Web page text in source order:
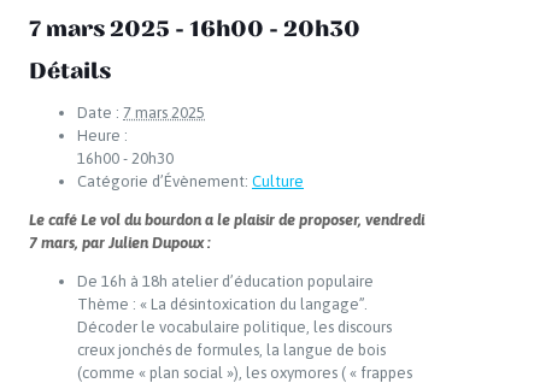
7 mars 2025 - 16h00 - 20h30
Détails
Date : 7 mars 2025
Heure :
16h00 - 20h30
Catégorie d’Évènement: Culture
Le café Le vol du bourdon a le plaisir de proposer, vendredi
7 mars, par Julien Dupoux :
De 16h à 18h atelier d’éducation populaire
Thème : « La désintoxication du langage”.
Décoder le vocabulaire politique, les discours
creux jonchés de formules, la langue de bois
(comme « plan social »), les oxymores ( « frappes